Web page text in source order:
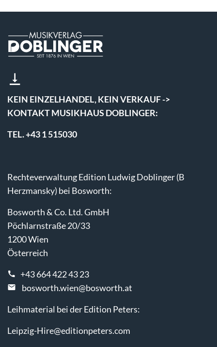
KEIN EINZELHANDEL, KEIN VERKAUF ->
KONTAKT MUSIKHAUS DOBLINGER:
TEL. +43 1 515030
Rechteverwaltung Edition Ludwig Doblinger (B
Herzmansky) bei Bosworth:
Bosworth & Co. Ltd. GmbH
Pöchlarnstraße 20/33
1200 Wien
Österreich
+43 664 422 43 23
bosworth.wien@bosworth.at
Leihmaterial bei der Edition Peters:
Leipzig-Hire@editionpeters.com